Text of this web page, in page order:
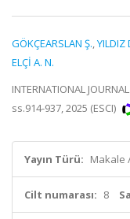
GÖKÇEARSLAN Ş.,YILDIZ
ELÇİ A. N.
INTERNATIONAL
ss.914-937, 2025 (ESCI)
Yayın Türü: Makale
Cilt numarası: 8